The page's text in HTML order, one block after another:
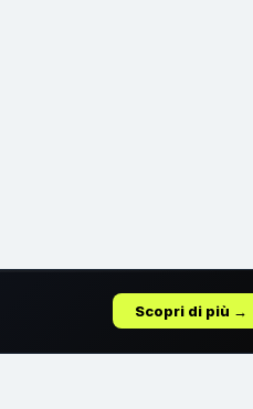
Scopri di più →